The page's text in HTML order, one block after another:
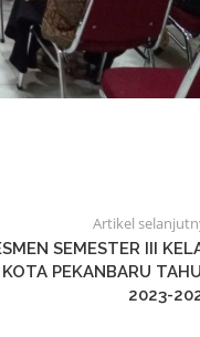
Artikel
SEMESTER III
PEKANBARU
2023-